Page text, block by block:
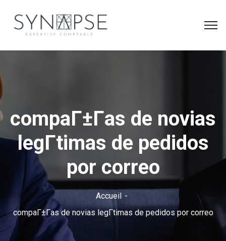
compaГ±Г­as de novias
legГ­timas de pedidos
por correo
Accueil
compaГ±Г­as de novias legГ­timas de pedidos por correo